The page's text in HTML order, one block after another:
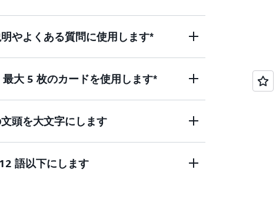
る、明確で詳細なテキストを入力してくだ
やよくある質問に使用します*
る、明確で詳細なテキストを入力してくだ
大 5 枚のカードを使用します*
る、明確で詳細なテキストを入力してくだ
頭を大文字にします
る、明確で詳細なテキストを入力してくだ
語以下にします